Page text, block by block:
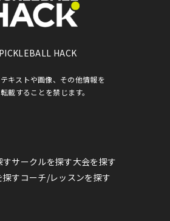
HACK
キストや画像、その他情報を
載することを禁じます。
すサークルを探す大会を探す
探すコーチ/レッスンを探す